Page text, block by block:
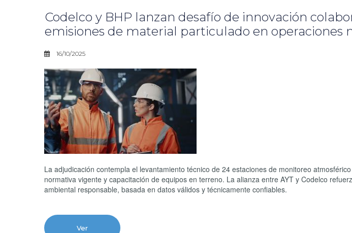
Codelco y BHP lanzan desafío de innovación
emisiones de material particulado en operaciones
16/10/2025
La adjudicación contempla el levantamiento técnico de 24 estaciones de monitoreo
normativa vigente y capacitación de equipos en terreno. La alianza entre AYT y Codelco
ambiental responsable, basada en datos válidos y técnicamente confiables.
Ver